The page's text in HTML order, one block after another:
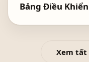
Bảng Điều
Xem tất